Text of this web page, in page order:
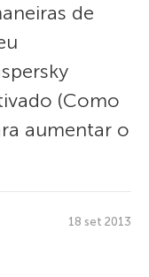
de
(Como
aumentar o
18 set 2013